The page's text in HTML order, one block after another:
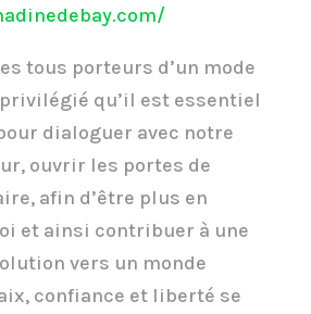
tous porteurs d’un mode
qu’il est essentiel
dialoguer avec notre
ouvrir les portes de
afin d’être plus en
et ainsi contribuer à une
vers un monde
confiance et liberté se